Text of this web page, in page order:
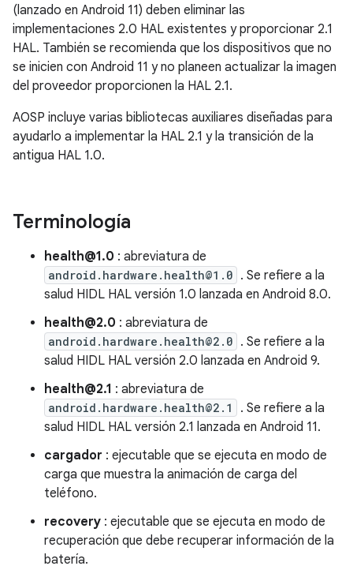
(lanzado en Android 11) deben eliminar las
implementaciones 2.0 HAL existentes y proporcionar 2.1
HAL. También se recomienda que los dispositivos que no
se inicien con Android 11 y no planeen actualizar la imagen
del proveedor proporcionen la HAL 2.1.
AOSP incluye varias bibliotecas auxiliares diseñadas para
ayudarlo a implementar la HAL 2.1 y la transición de la
antigua HAL 1.0.
Terminología
health@1.0 : abreviatura de
android.hardware.health@1.0 . Se refiere a la
salud HIDL HAL versión 1.0 lanzada en Android 8.0.
health@2.0 : abreviatura de
android.hardware.health@2.0 . Se refiere a la
salud HIDL HAL versión 2.0 lanzada en Android 9.
health@2.1 : abreviatura de
android.hardware.health@2.1
. Se refiere a la
salud HIDL HAL versión 2.1 lanzada en Android 11.
cargador : ejecutable que se ejecuta en modo de
carga que muestra la animación de carga del
teléfono.
recovery : ejecutable que se ejecuta en modo de
recuperación que debe recuperar información de la
batería.